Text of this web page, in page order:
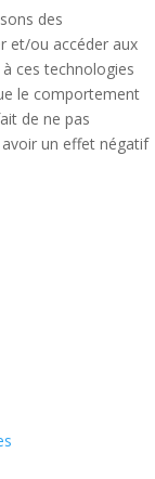
des
et/ou accéder aux
ces technologies
le comportement
de ne pas
un effet négatif